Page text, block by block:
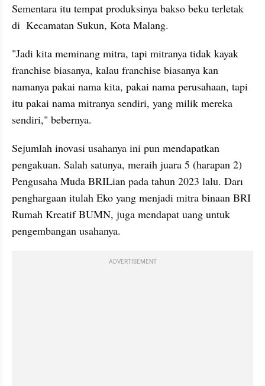
Sementara itu tempat produksinya bakso beku terletak
di  Kecamatan Sukun, Kota Malang.
"Jadi kita meminang mitra, tapi mitranya tidak kayak
franchise biasanya, kalau franchise biasanya kan
namanya pakai nama kita, pakai nama perusahaan, tapi
itu pakai nama mitranya sendiri, yang milik mereka
sendiri," bebernya.
Sejumlah inovasi usahanya ini pun mendapatkan
pengakuan. Salah satunya, meraih juara 5 (harapan 2)
Pengusaha Muda BRILian pada tahun 2023 lalu. Darı
penghargaan itulah Eko yang menjadi mitra binaan BRI
Rumah Kreatif BUMN, juga mendapat uang untuk
pengembangan usahanya.
ADVERTISEMENT